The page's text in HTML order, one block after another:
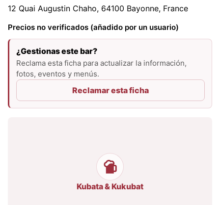
12 Quai Augustin Chaho, 64100 Bayonne, France
Precios no verificados (añadido por un usuario)
¿Gestionas este bar?
Reclama esta ficha para actualizar la información,
fotos, eventos y menús.
Reclamar esta ficha
Kubata & Kukubat